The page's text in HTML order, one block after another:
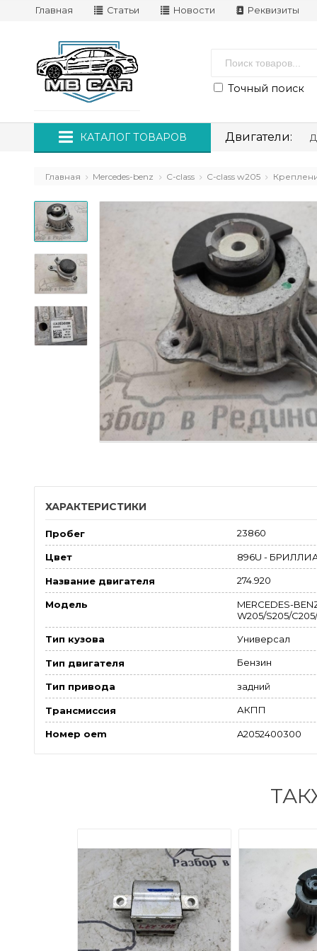
Главная Статьи Новости Реквизиты
Точный поиск
КАТАЛОГ ТОВАРОВ Двигатели:
Главная Mercedes-benz C-class C-class w205
ХАРАКТЕРИСТИКИ
Пробег 23860
Цвет 896U -
Название двигателя 274.920
Модель
MERCEDES-
W205/S205/
Тип кузова Универсал
Тип двигателя Бензин
Тип привода задний
Трансмиссия АКПП
Номер oem A2052400300